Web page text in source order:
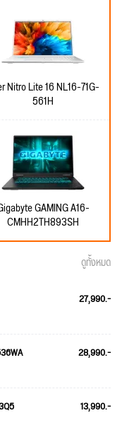
Nitro Lite 16 NL16-71G-
561H
GAMING A16-
CMHH2TH893SH
ดูทั้งหมด
27,990.-
28,990.-
13,990.-